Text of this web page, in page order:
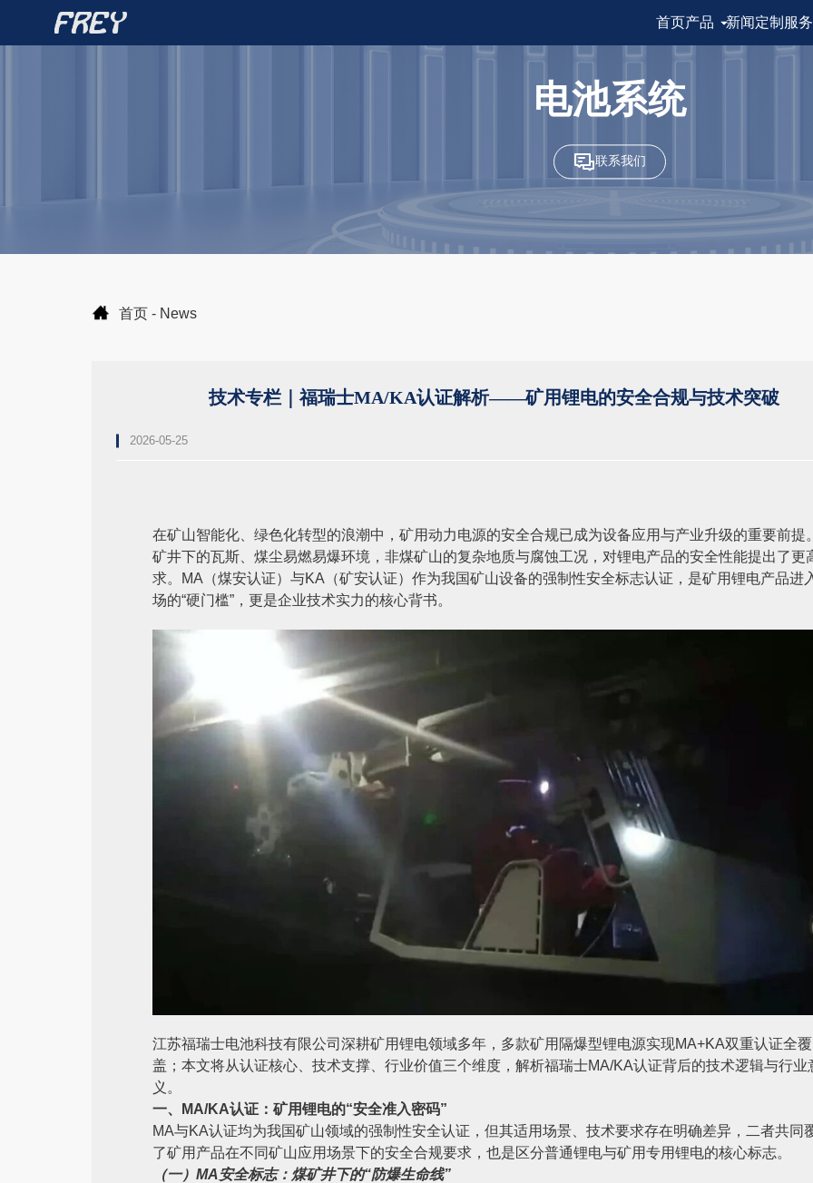
首页产品 新闻定制服务
电池系统
联系我们
首页- News
技术专栏｜福瑞士MA/KA认证解析——矿用锂电的安全合规与技术突破
2026-05-25
在矿山智能化、绿色化转型的浪潮中，矿用动力电源的安全合规已成为设备应用与产业升级的重要前提
矿井下的瓦斯、煤尘易燃易爆环境，非煤矿山的复杂地质与腐蚀工况，对锂电产品的安全性能提出了更
求。MA（煤安认证）与KA（矿安认证）作为我国矿山设备的强制性安全标志认证，是矿用锂电产品进
场的“硬门槛”，更是企业技术实力的核心背书。
江苏福瑞士电池科技有限公司深耕矿用锂电领域多年，多款矿用隔爆型锂电源实现MA+KA双重认证全覆
盖；本文将从认证核心、技术支撑、行业价值三个维度，解析福瑞士MA/KA认证背后的技术逻辑与行业
义。
一、MA/KA认证：矿用锂电的“安全准入密码”
MA与KA认证均为我国矿山领域的强制性安全认证，但其适用场景、技术要求存在明确差异，二者共同
了矿用产品在不同矿山应用场景下的安全合规要求，也是区分普通锂电与矿用专用锂电的核心标志。
（一）MA安全标志：煤矿井下的“防爆生命线”